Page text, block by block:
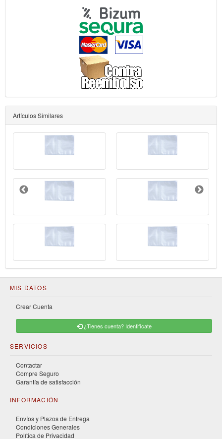
Artículos Similares
MIS DATOS
Crear Cuenta
¿Tienes cuenta? Identificate
SERVICIOS
Contactar
Compre Seguro
Garantía de satisfacción
INFORMACIÓN
Envíos y Plazos de Entrega
Condiciones Generales
Política de Privacidad